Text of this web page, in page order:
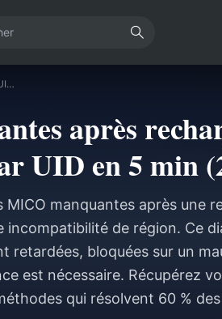
Pièces MICO manquantes après recharge ? Guide de résolution par UID en 5 min (2026)
après
UID en 5 min
MICO manquantes après une
incompatibilité de région. Ce
retardées, bloquées sur un
est nécessaire. Récupérez
qui résolvent 60 %